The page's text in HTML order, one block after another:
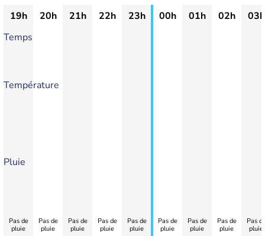
19h 20h 21h 22h 23h 00h 01h 02h
03h
Temps
Température
Pluie
Pas de
pluie
Pas de
pluie
Pas de
pluie
Pas de
pluie
Pas de
pluie
Pas de
pluie
Pas de
pluie
Pas de
pluie
Pas
pluie